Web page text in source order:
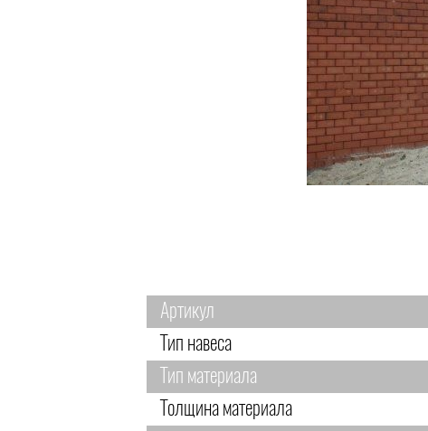
Артикул
Тип навеса
Тип материала
Толщина материала